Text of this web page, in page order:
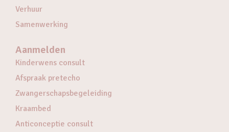
Verhuur
Samenwerking
Aanmelden
Kinderwens consult
Afspraak pretecho
Zwangerschapsbegeleiding
Kraambed
Anticonceptie consult